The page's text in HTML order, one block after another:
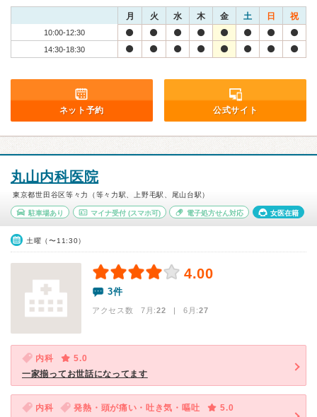
月 火 水 木 金 土 日 祝
10:00-12:30
14:30-18:30
ネット予約 公式サイト
丸山内科医院
東京都世田谷区等々力（等々力駅、上野毛駅、尾山台駅）
駐車場あり マイナ受付(スマホ可) 電子処方せん対応 女医在籍
土曜（〜11:30）
4.00
3件
アクセス数 7月:22 | 6月:27
内科
5.0
一家揃ってお世話になってます
内科 発熱・頭が痛い・吐き気・嘔吐
5.0